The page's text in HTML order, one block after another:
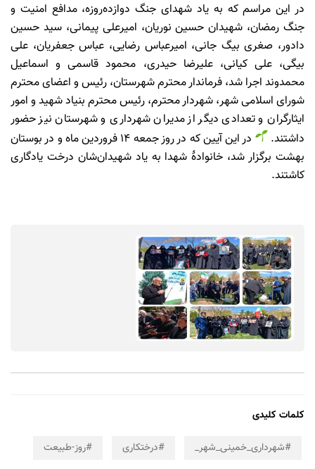
در این مراسم که به یاد شهدای جنگ دوازده‌روزه، مدافع امنیت و
جنگ رمضان، شهیدان حسین نوریان، امیرعلی پیمانی، سید حسین
دادور، صغری بیگ جانی، امیرعباس رضایی، عباس جعفریان، علی
بیگی، علی کیانی، علیرضا حیدری، محمود قاسمی و اسماعیل
محمدوند اجرا شد، فرماندار محترم شهرستان، رئیس و اعضای محترم
شورای اسلامی شهر، شهردار محترم، رئیس محترم بنیاد شهید و امور
ایثارگران و تعدادی دیگر از مدیران شهرداری و شهرستان نیز حضور
داشتند.
در این آیین که در روز جمعه 14 فروردین ماه و در بوستان
بهشت برگزار شد، خانوادۀ شهدا به یاد شهیدان‌شان درخت یادگاری
کاشتند.
کلمات کلیدی
#شهرداری_خمینی_شهر_ #درختکاری #روز-طبیعت